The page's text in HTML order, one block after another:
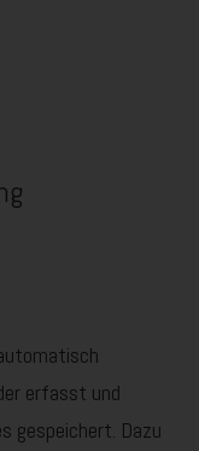
erfasst und
gespeichert. Dazu